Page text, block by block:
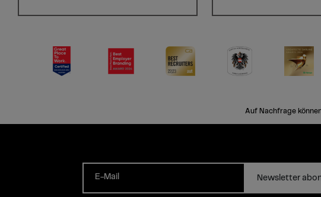
Auf Nachfrage
E-Mail Newsletter